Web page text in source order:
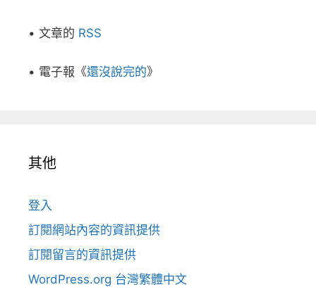
• 文章的 RSS
• 電子報《還沒說完的》
其他
登入
訂閱網站內容的資訊提供
訂閱留言的資訊提供
WordPress.org 台灣繁體中文